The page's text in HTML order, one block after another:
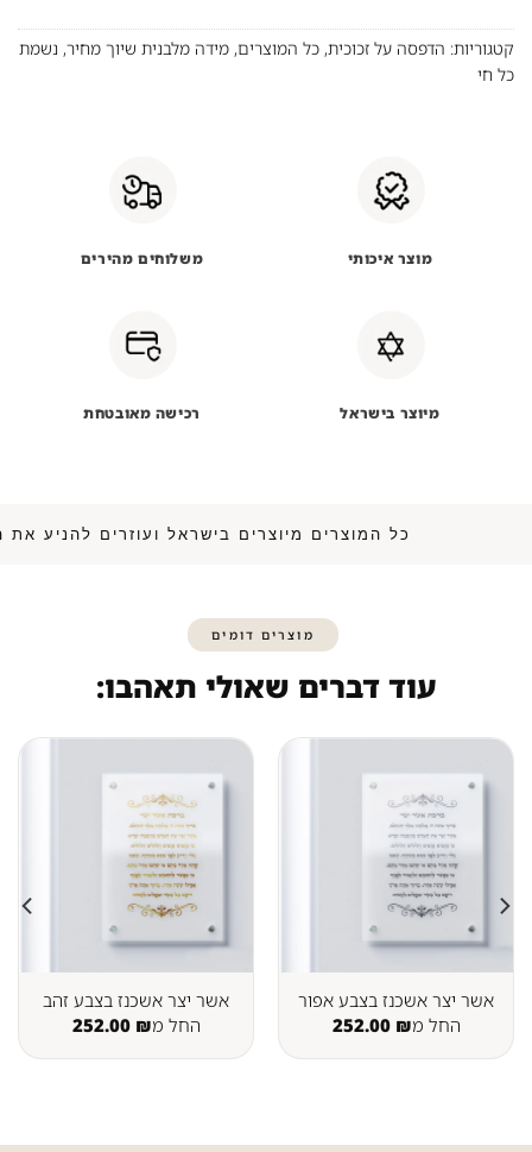
קטגוריות: הדפסה על זכוכית, כל המוצרים, מידה מלבנית שיוך מחיר, נשמת
כל חי
מוצר איכותי משלוחים מהירים
מיוצר בישראל רכישה מאובטחת
כל המוצרים מיוצרים בישראל ועוזרים
מוצרים דומים
עוד דברים שאולי תאהבו:
אשר יצר אשכנז בצבע אפור
החל מ
252.00 ₪
אשר יצר אשכנז בצבע זהב
החל מ
252.00 ₪